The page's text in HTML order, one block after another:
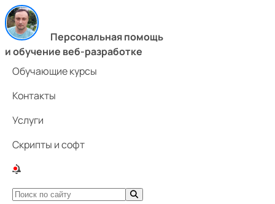
Персональная помощь
и обучение веб-разработке
Обучающие курсы
Контакты
Услуги
Скрипты и софт